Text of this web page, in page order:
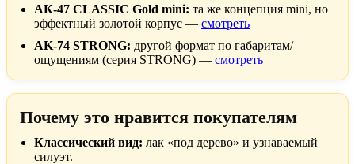
АК-47 CLASSIC Gold mini: та же концепция mini, но
эффектный золотой корпус — смотреть
AK-74 STRONG: другой формат по габаритам/
ощущениям (серия STRONG) — смотреть
Почему это нравится покупателям
Классический вид: лак «под дерево» и узнаваемый
силуэт.